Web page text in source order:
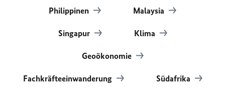
Philippinen Malaysia
Singapur Klima
Geoökonomie
Fachkräfteeinwanderung Südafrika